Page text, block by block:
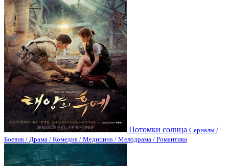
Потомки солнца Сериалы /
Боевик / Драма / Комедия / Медицина / Мелодрама / Романтика